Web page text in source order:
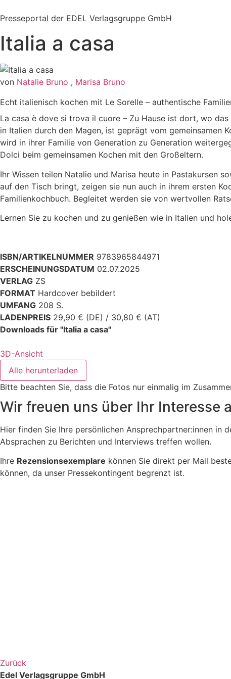
Inhalt
Presseportal der EDEL Verlagsgruppe GmbH
Italia a casa
von Natalie Bruno , Marisa Bruno
Echt italienisch kochen mit Le Sorelle – authentische
La casa è dove si trova il cuore – Zu Hause ist dort, wo
in Italien durch den Magen, ist geprägt vom gemeinsamen
wird in ihrer Familie von Generation zu Generation
Dolci beim gemeinsamen Kochen mit den Großeltern.
Ihr Wissen teilen Natalie und Marisa heute in Pastakursen
auf den Tisch bringt, zeigen sie nun auch in ihrem ersten
Familienkochbuch. Begleitet werden sie von wertvollen
Lernen Sie zu kochen und zu genießen wie in Italien und
ISBN/ARTIKELNUMMER 9783965844971
ERSCHEINUNGSDATUM 02.07.2025
VERLAG ZS
FORMAT Hardcover bebildert
UMFANG 208 S.
LADENPREIS 29,90 € (DE) / 30,80 € (AT)
Downloads für "Italia a casa"
3D-Ansicht
Alle herunterladen
Bitte beachten Sie, dass die Fotos nur einmalig im
Wir freuen uns über Ihr Interesse
Hier finden Sie Ihre persönlichen Ansprechpartner:innen in
Absprachen zu Berichten und Interviews treffen wollen.
Ihre Rezensionsexemplare können Sie direkt per Mail
können, da unser Pressekontingent begrenzt ist.
Zurück
Edel Verlagsgruppe GmbH